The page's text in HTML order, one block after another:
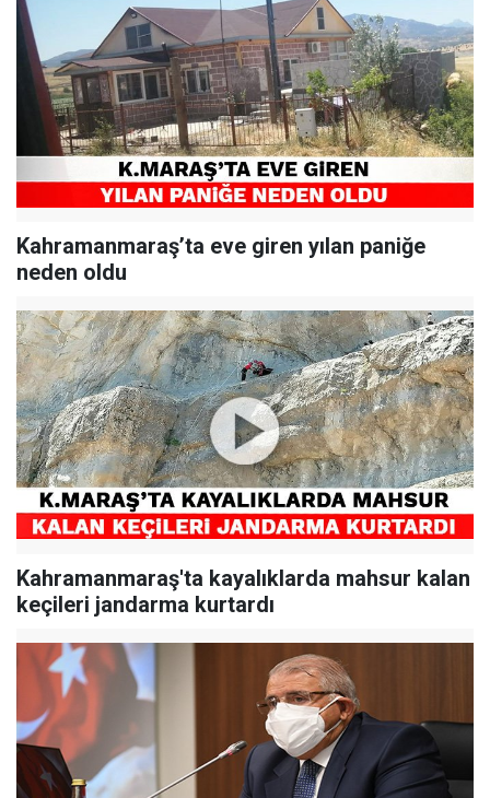
Kahramanmaraş’ta eve giren yılan paniğe
neden oldu
Kahramanmaraş'ta kayalıklarda mahsur kalan
keçileri jandarma kurtardı